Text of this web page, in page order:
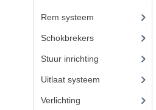
Rem systeem
Schokbrekers(13)
Stuur inrichting
Uitlaat systeem
Verlichting